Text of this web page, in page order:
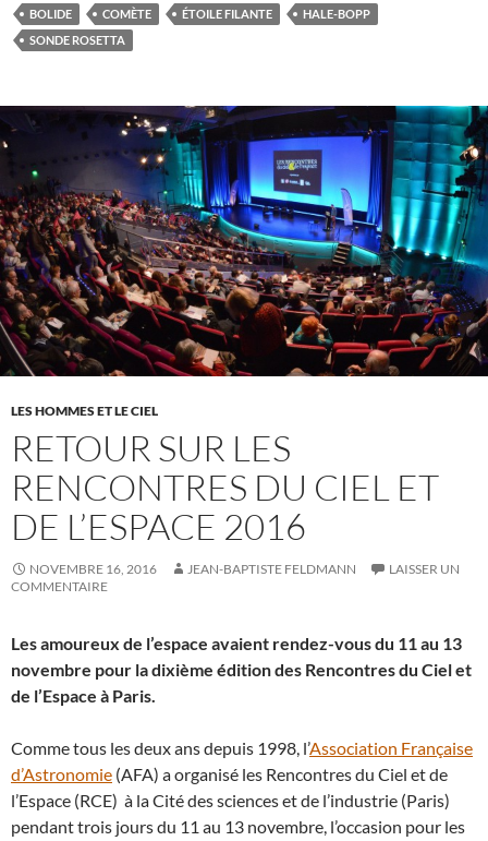
BOLIDE COMÈTE ÉTOILE FILANTE
HALE-BOPP
SONDE ROSETTA
LES HOMMES ET LE CIEL
RETOUR SUR LES
RENCONTRES DU CIEL ET
DE L’ESPACE 2016
NOVEMBRE 16, 2016 JEAN-BAPTISTE FELDMANN
LAISSER UN
COMMENTAIRE
Les amoureux de l’espace avaient rendez-vous du 11 au 13
novembre pour la dixième édition des Rencontres du Ciel et
de l’Espace à Paris.
Comme tous les deux ans depuis 1998, l’Association Française
d’Astronomie (AFA) a organisé les Rencontres du Ciel et de
l’Espace (RCE) à la Cité des sciences et de l’industrie (Paris)
pendant trois jours du 11 au 13 novembre, l’occasion pour les